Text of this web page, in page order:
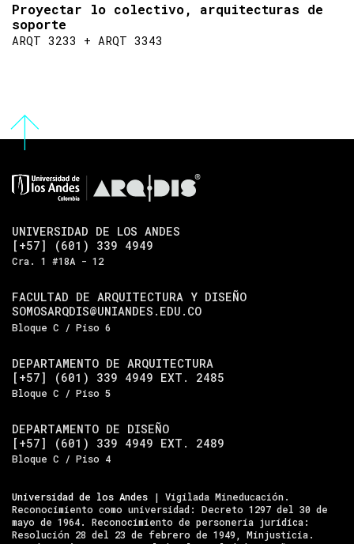
Proyectar lo colectivo, arquitecturas de
soporte
ARQT 3233 + ARQT 3343
UNIVERSIDAD DE LOS ANDES
[+57] (601) 339 4949
Cra. 1 #18A - 12
FACULTAD DE ARQUITECTURA Y DISEÑO
SOMOSARQDIS@UNIANDES.EDU.CO
Bloque C / Piso 6
DEPARTAMENTO DE ARQUITECTURA
[+57] (601) 339 4949 EXT. 2485
Bloque C / Piso 5
DEPARTAMENTO DE DISEÑO
[+57] (601) 339 4949 EXT. 2489
Bloque C / Piso 4
Universidad de los Andes | Vigilada Mineducación.
Reconocimiento como universidad: Decreto 1297 del 30 de
mayo de 1964. Reconocimiento de personería jurídica:
Resolución 28 del 23 de febrero de 1949, Minjusticia.